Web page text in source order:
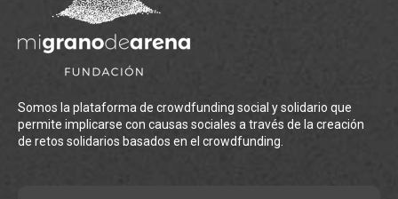
Somos la plataforma de crowdfunding social y solidario que
permite implicarse con causas sociales a través de la creación
de retos solidarios basados en el crowdfunding.